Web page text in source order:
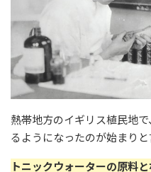
熱帯地方のイギリス植民地
るようになったのが始まりと
トニックウォーターの原料